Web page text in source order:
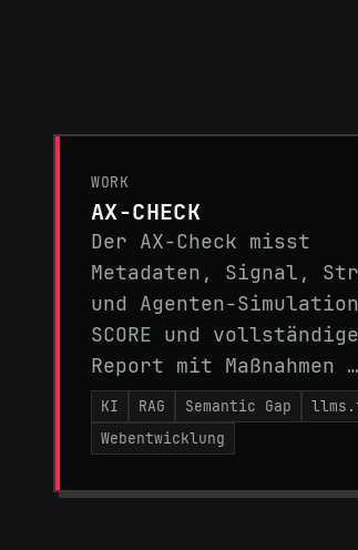
WORK
AX-CHECK
Der AX-Check misst
Metadaten, Signal,
und Agenten-
SCORE und
Report mit Maßnahmen …
KI RAG Semantic Gap
Webentwicklung